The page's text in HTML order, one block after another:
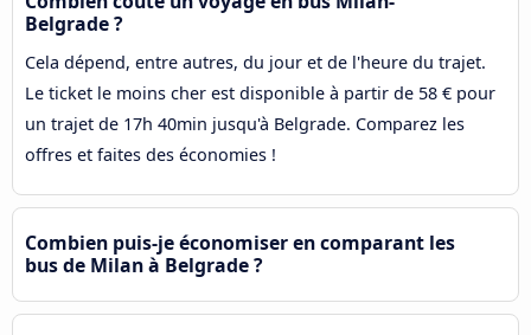
Belgrade ?
Cela dépend, entre autres, du jour et de l'heure du trajet.
Le ticket le moins cher est disponible à partir de 58 € pour
un trajet de 17h 40min jusqu'à Belgrade. Comparez les
offres et faites des économies !
Combien puis-je économiser en comparant les
bus de Milan à Belgrade ?